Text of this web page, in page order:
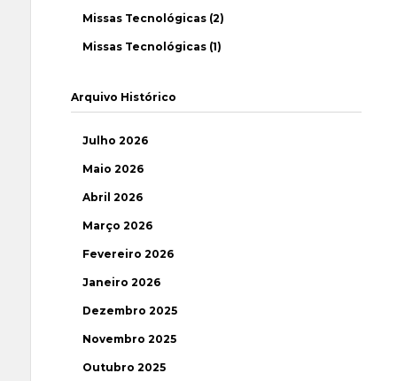
Missas Tecnológicas (2)
Missas Tecnológicas (1)
Arquivo Histórico
Julho 2026
Maio 2026
Abril 2026
Março 2026
Fevereiro 2026
Janeiro 2026
Dezembro 2025
Novembro 2025
Outubro 2025